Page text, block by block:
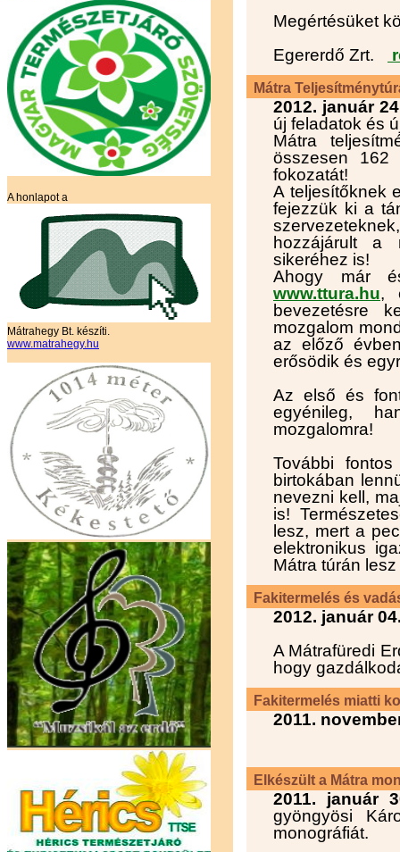
A honlapot a
Mátrahegy Bt. készíti.
www.matrahegy.hu
Megértésüket
Egererdő Zrt.
Mátra
2012. január
új feladatok és
Mátra
összesen 162
fokozatát!
A teljesítőknek
fejezzük ki a
hozzájárult a
sikeréhez is!
Ahogy már
www.ttura.hu,
bevezetésre
mozgalom
az előző
erősödik és
Az első és
egyénileg,
mozgalomra!
További
birtokában
nevezni kell,
is!
lesz, mert a
elektronikus
Mátra túrán
Fakitermelés és
2012. január
A Mátrafüredi
hogy
Fakitermelés miatti
2011.
Elkészült a Mátra
2011. január
gyöngyösi
monográfiát.